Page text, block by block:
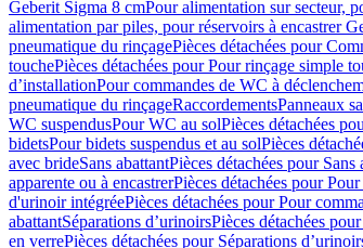
Geberit Sigma 8 cmPour alimentation sur secteur,
alimentation par piles, pour réservoirs à encastrer
pneumatique du rinçagePièces détachées pour
touchePièces détachées pour Pour rinçage simple
d’installationPour commandes de WC à
pneumatique du rinçageRaccordementsPanneaux
WC suspendusPour WC au solPièces détachées
bidetsPour bidets suspendus et au solPièces
avec brideSans abattantPièces détachées pour Sans
apparente ou à encastrerPièces détachées pour
d'urinoir intégréePièces détachées pour Pour
abattantSéparations d’urinoirsPièces détachées
en verrePièces détachées pour Séparations